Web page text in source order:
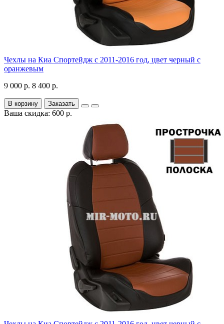
Чехлы на Киа Спортейдж с 2011-2016 год, цвет черный с
оранжевым
9 000 р. 8 400 р.
В корзину Заказать
Ваша скидка: 600 р.